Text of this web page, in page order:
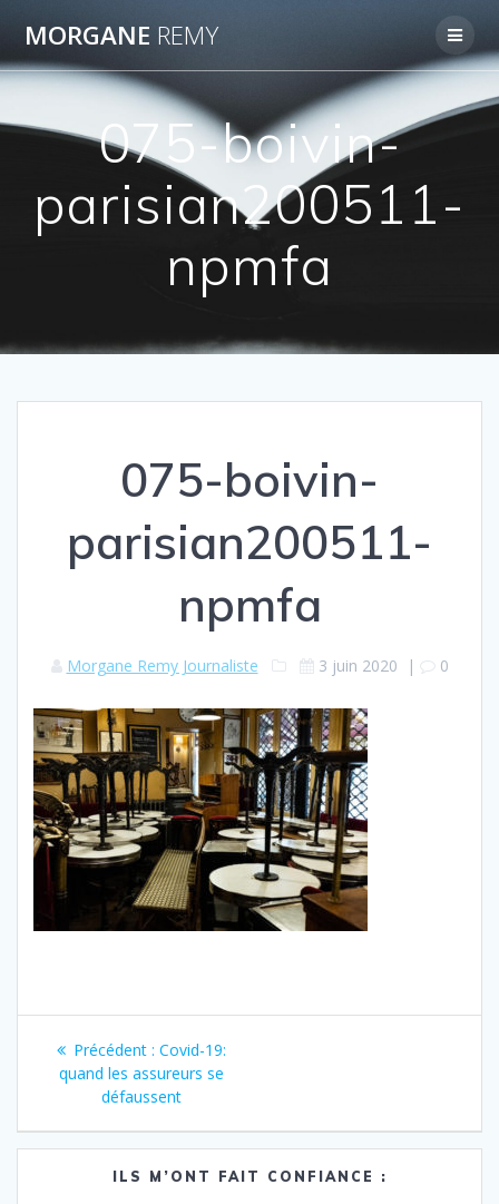
MORGANE REMY
075-boivin-
parisian200511-
npmfa
075-boivin-
parisian200511-
npmfa
Morgane Remy Journaliste 3 juin 2020 | 0
Navigation
l’article
Précédent : Article
précédent
:
Covid-19:
quand les assureurs se
défaussent
ILS M’ONT FAIT CONFIANCE :